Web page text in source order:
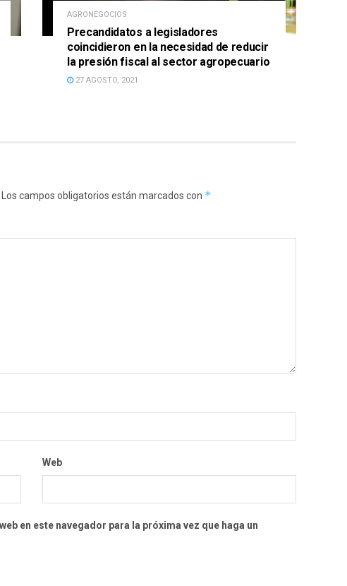
AGRONEGOCIOS
Precandidatos a legisladores
coincidieron en la necesidad de reducir
la presión fiscal al sector agropecuario
27 AGOSTO, 2021
Los campos obligatorios están marcados con *
Web
en este navegador para la próxima vez que haga un